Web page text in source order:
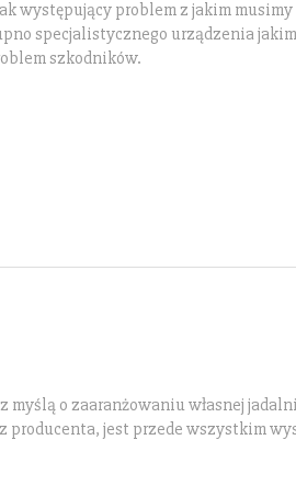
występujący problem z jakim musimy
specjalistycznego urządzenia
szkodników.
o zaaranżowaniu własnej
jest przede wszystkim